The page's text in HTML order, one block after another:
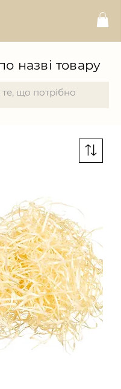
назві товару